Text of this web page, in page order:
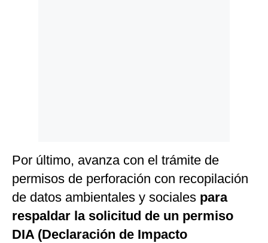
Por último, avanza con el trámite de
permisos de perforación con recopilación
de datos ambientales y sociales para
respaldar la solicitud de un permiso
DIA (Declaración de Impacto